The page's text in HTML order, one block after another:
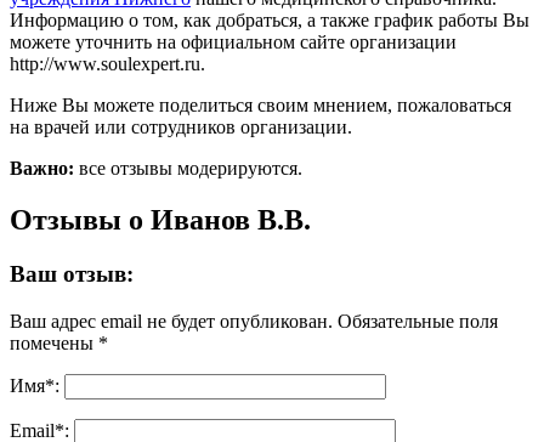
Информацию о том, как добраться, а также график работы Вы
можете уточнить на официальном сайте организации
http://www.soulexpert.ru.
Ниже Вы можете поделиться своим мнением, пожаловаться
на врачей или сотрудников организации.
Важно: все отзывы модерируются.
Отзывы о Иванов В.В.
Ваш отзыв:
Ваш адрес email не будет опубликован. Обязательные поля
помечены *
Имя*:
Email*: